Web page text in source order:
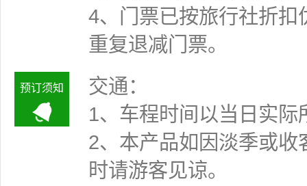
4、门票已按旅行社折
重复退减门票。
预订须知
交通：
1、车程时间以当日实际
2、本产品如因淡季或
时请游客见谅。